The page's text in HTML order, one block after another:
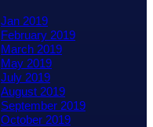
Jan 2019
February 2019
March 2019
May 2019
July 2019
August 2019
September 2019
October 2019